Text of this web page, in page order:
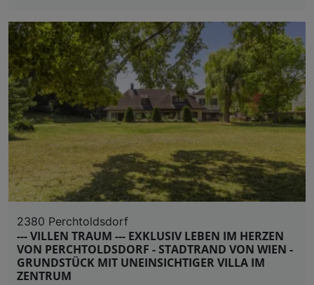
2380 Perchtoldsdorf
--- VILLEN TRAUM --- EXKLUSIV LEBEN IM HERZEN
VON PERCHTOLDSDORF - STADTRAND VON WIEN -
GRUNDSTÜCK MIT UNEINSICHTIGER VILLA IM
ZENTRUM